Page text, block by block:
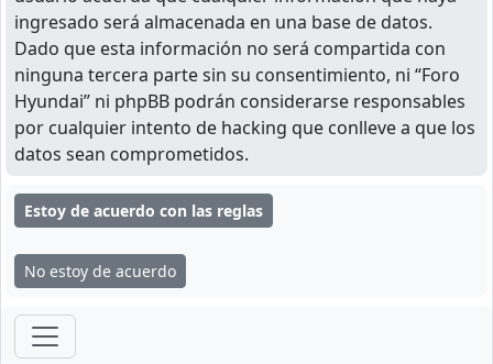
ingresado será almacenada en una base de datos.
Dado que esta información no será compartida con
ninguna tercera parte sin su consentimiento, ni “Foro
Hyundai” ni phpBB podrán considerarse responsables
por cualquier intento de hacking que conlleve a que los
datos sean comprometidos.